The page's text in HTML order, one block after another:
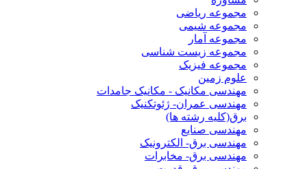
مجموعه ریاضی
مجموعه شیمی
مجموعه آمار
مجموعه زیست شناسی
مجموعه فیزیک
علوم زمین
مهندسی مکانیک - مکانیک جامدات
مهندسی عمران- ژئوتکنیک
برق(کلیه رشته ها)
مهندسی صنایع
مهندسی برق- الکترونیک
مهندسی برق- مخابرات